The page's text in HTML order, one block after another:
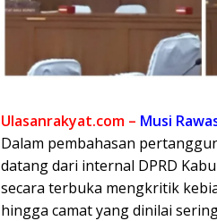
Ulasanrakyat.com – Musi
Dalam pembahasan
datang dari internal DPRD
secara terbuka mengkritik
hingga camat yang dinilai